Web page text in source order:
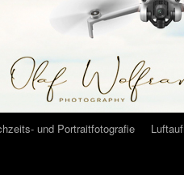
und Portraitfotografie